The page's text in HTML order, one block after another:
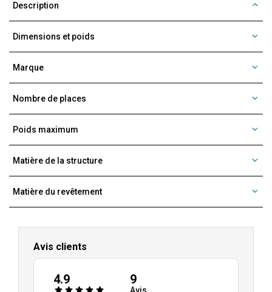
Description
Dimensions et poids
Marque
Nombre de places
Poids maximum
Matière de la structure
Matière du revêtement
Avis clients
4.9 9